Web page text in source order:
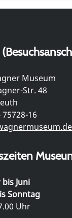
Museum
Str. 48
75728-16
Juni
Sonntag
Uhr